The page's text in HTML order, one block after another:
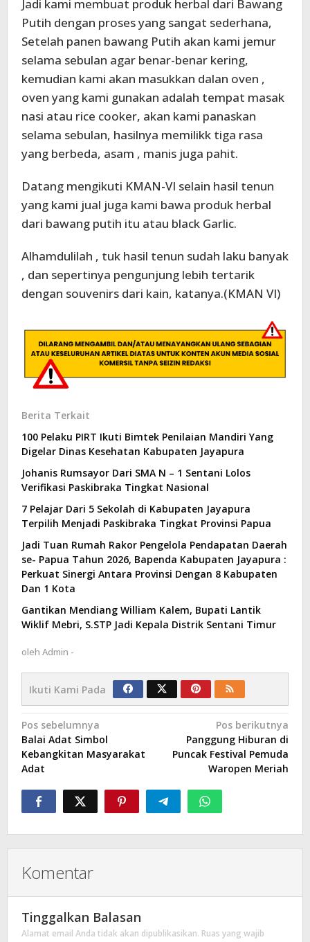
Jadi kami membuat produk herbal dari Bawang
Putih dengan proses yang sangat sederhana,
Setelah panen bawang Putih akan kami jemur
selama sebulan agar benar-benar kering,
kemudian kami akan masukkan dalan oven ,
oven yang kami gunakan adalah tempat masak
nasi atau rice cooker, akan kami panaskan
selama sebulan, hasilnya memilikk tiga rasa
yang berbeda, asam , manis juga pahit.
Datang mengikuti KMAN-VI selain hasil tenun
yang kami jual juga kami bawa produk herbal
dari bawang putih itu atau black Garlic.
Alhamdulilah , tuk hasil tenun sudah laku banyak
, dan sepertinya pengunjung lebih tertarik
dengan souvenirs dari kain, katanya.(KMAN VI)
Berita Terkait
100 Pelaku PIRT Ikuti Bimtek Penilaian Mandiri Yang
Digelar Dinas Kesehatan Kabupaten Jayapura
Johanis Rumsayor Dari SMA N – 1 Sentani Lolos
Verifikasi Paskibraka Tingkat Nasional
7 Pelajar Dari 5 Sekolah di Kabupaten Jayapura
Terpilih Menjadi Paskibraka Tingkat Provinsi Papua
Jadi Tuan Rumah Rakor Pengelola Pendapatan Daerah
se- Papua Tahun 2026, Bapenda Kabupaten Jayapura :
Perkuat Sinergi Antara Provinsi Dengan 8 Kabupaten
Dan 1 Kota
Gantikan Mendiang William Kalem, Bupati Lantik
Wiklif Mebri, S.STP Jadi Kepala Distrik Sentani Timur
oleh Admin -
Ikuti Kami Pada
Navigasi
pos
Pos sebelumnya
Balai Adat Simbol
Kebangkitan Masyarakat
Adat
Pos berikutnya
Panggung Hiburan di
Puncak Festival Pemuda
Waropen Meriah
Komentar
Tinggalkan Balasan
Alamat email Anda tidak akan dipublikasikan. Ruas yang wajib